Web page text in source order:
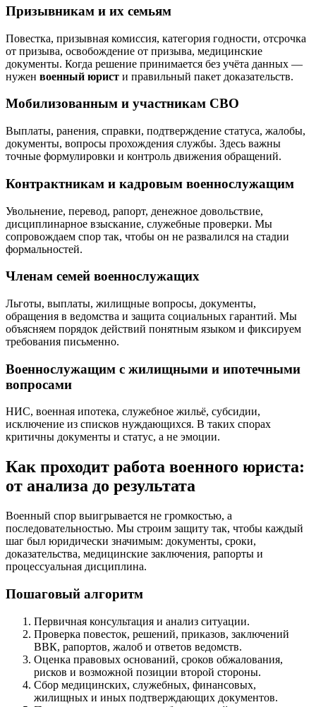
Призывникам и их семьям
Повестка, призывная комиссия, категория годности, отсрочка
от призыва, освобождение от призыва, медицинские
документы. Когда решение принимается без учёта данных —
нужен военный юрист и правильный пакет доказательств.
Мобилизованным и участникам СВО
Выплаты, ранения, справки, подтверждение статуса, жалобы,
документы, вопросы прохождения службы. Здесь важны
точные формулировки и контроль движения обращений.
Контрактникам и кадровым военнослужащим
Увольнение, перевод, рапорт, денежное довольствие,
дисциплинарное взыскание, служебные проверки. Мы
сопровождаем спор так, чтобы он не развалился на стадии
формальностей.
Членам семей военнослужащих
Льготы, выплаты, жилищные вопросы, документы,
обращения в ведомства и защита социальных гарантий. Мы
объясняем порядок действий понятным языком и фиксируем
требования письменно.
Военнослужащим с жилищными и ипотечными
вопросами
НИС, военная ипотека, служебное жильё, субсидии,
исключение из списков нуждающихся. В таких спорах
критичны документы и статус, а не эмоции.
Как проходит работа военного юриста:
от анализа до результата
Военный спор выигрывается не громкостью, а
последовательностью. Мы строим защиту так, чтобы каждый
шаг был юридически значимым: документы, сроки,
доказательства, медицинские заключения, рапорты и
процессуальная дисциплина.
Пошаговый алгоритм
Первичная консультация и анализ ситуации.
Проверка повесток, решений, приказов, заключений
ВВК, рапортов, жалоб и ответов ведомств.
Оценка правовых оснований, сроков обжалования,
рисков и возможной позиции второй стороны.
Сбор медицинских, служебных, финансовых,
жилищных и иных подтверждающих документов.